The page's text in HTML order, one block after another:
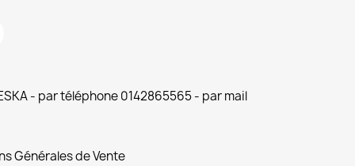
- par téléphone 0142865565 - par mail
Générales de Vente